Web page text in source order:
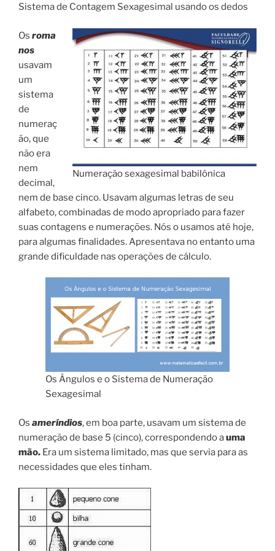
Sistema de Contagem Sexagesimal usando os dedos
Numeração sexagesimal babilônica
Os roma
nos
usavam
um
sistema
de
numeraç
ão, que
não era
nem
decimal,
nem de base cinco. Usavam algumas letras de seu
alfabeto, combinadas de modo apropriado para fazer
suas contagens e numerações. Nós o usamos até hoje,
para algumas finalidades. Apresentava no entanto uma
grande dificuldade nas operações de cálculo.
Os Ângulos e o Sistema de Numeração
Sexagesimal
Os ameríndios, em boa parte, usavam um sistema de
numeração de base 5 (cinco), correspondendo auma
mão. Era um sistema limitado, mas que servia para as
necessidades que eles tinham.